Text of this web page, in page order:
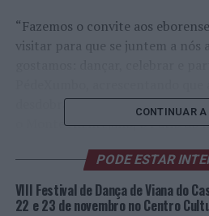
“Fazemos o convite aos
visitar para que se juntem a nós
desdobra por 11 espaços da
o Monte Alentejano, o Pátio do
de Letras e a Sociedade
O programa, dividido em “Lado
CONTINUAR A
PODE ESTAR
VIII Festival de Dança de Viana do
22 e 23 de novembro no Centro